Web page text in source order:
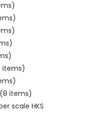
items)
(8 items)
scale HKS